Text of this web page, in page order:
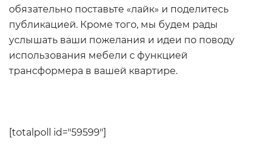
обязательно поставьте «лайк» и поделитесь
публикацией. Кроме того, мы будем рады
услышать ваши пожелания и идеи по поводу
использования мебели с функцией
трансформера в вашей квартире.
[totalpoll id="59599"]